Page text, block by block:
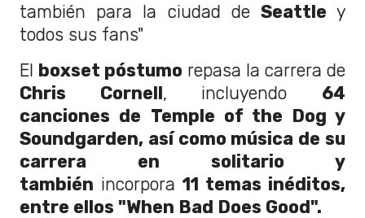
también para la ciudad de Seattle y
todos sus fans"
El boxset póstumo repasa la carrera de
Chris Cornell, incluyendo 64
canciones de Temple of the Dog y
Soundgarden, así como música de su
carrera en solitario y
también incorpora11 temas inéditos,
entre ellos "When Bad Does Good".